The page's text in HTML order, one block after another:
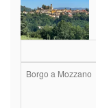
Borgo a Mozzano